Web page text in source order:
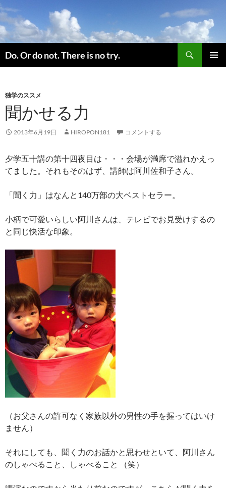
コ
ン
テ
ン
ツ
へ
キ
Do. Or do not. There is no try.
索
独学のススメ
聞かせる力
2013年6月19日 HIROPON181 コメントする
夕学五十講の第十四夜目は・・・会場が満席で溢れかえっ
てました。それもそのはず、講師は阿川佐和子さん。
「聞く力」はなんと140万部の大ベストセラー。
小柄で可愛いらしい阿川さんは、テレビでお見受けするの
と同じ快活な印象。
（お父さんの許可なく家族以外の男性の手を握ってはいけ
ません）
それにしても、聞く力のお話かと思わせといて、阿川さん
のしゃべること、しゃべること （笑）